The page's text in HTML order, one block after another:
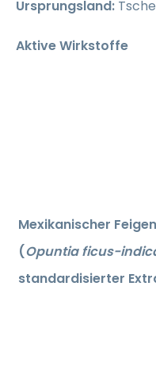
Ursprungsland:
Aktive Wirkstoffe
Mexikanischer
(Opuntia ficus-
standardisierter